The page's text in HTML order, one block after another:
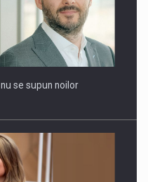
STRATEGY-Finantare
se supun noilor